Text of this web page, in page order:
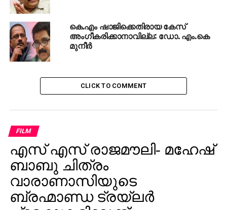
RELATED TOPICS:
UP NEXT
സ്പാനിഷ് ലാലിഗ; അലാവസിനെ വീഴ്ത്തി റയല്‍
വേങ്ങര ഉപതെരഞ്ഞെടുപ്പ് ; സര്‍ക്കാറിന്റെ
വിലയിരുത്തല്‍ സി.പി.എമ്മിനെ വെട്ടിലാക്കി
എം.എം മണി
കെ.എം ഷാജിക്കെതിരായ കേസ്
അംഗീകരിക്കാനാവില്ല: ഡോ. എം.കെ
മുനീര്‍
CLICK TO COMMENT
FILM
എസ് എസ് രാജമൗലി- മഹേഷ്
ബാബു ചിത്രം
വാരാണാസിയുടെ
ബ്രഹ്മാണ്ഡ ട്രയ്ലർ